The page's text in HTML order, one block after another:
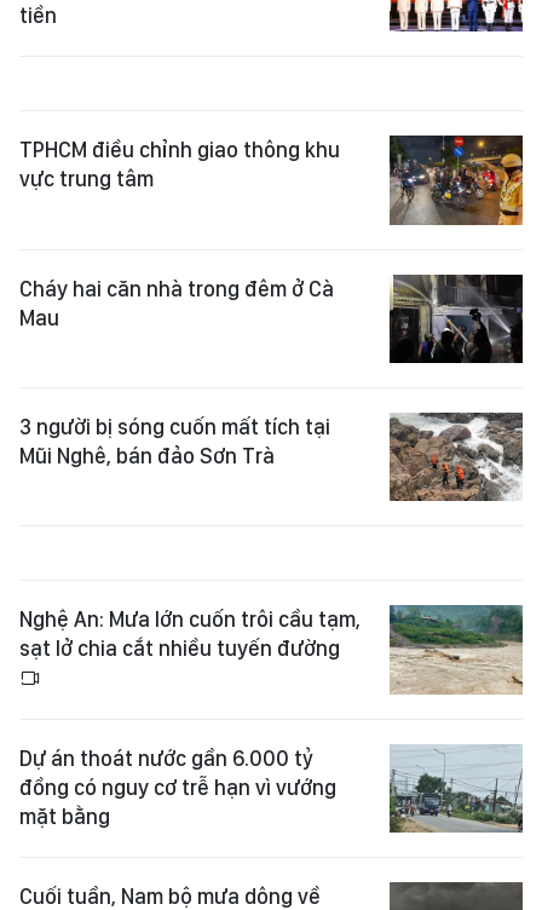
tiền
TPHCM điều chỉnh giao thông khu
vực trung tâm
Cháy hai căn nhà trong đêm ở Cà
Mau
3 người bị sóng cuốn mất tích tại
Mũi Nghê, bán đảo Sơn Trà
Nghệ An: Mưa lớn cuốn trôi cầu tạm,
sạt lở chia cắt nhiều tuyến đường
Dự án thoát nước gần 6.000 tỷ
đồng có nguy cơ trễ hạn vì vướng
mặt bằng
Cuối tuần, Nam bộ mưa dông về